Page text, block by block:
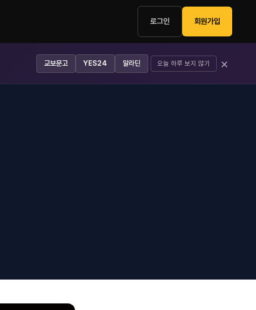
로그인 회원가입
교보문고 YES24 알라딘 오늘 하루 보지 않기 ×